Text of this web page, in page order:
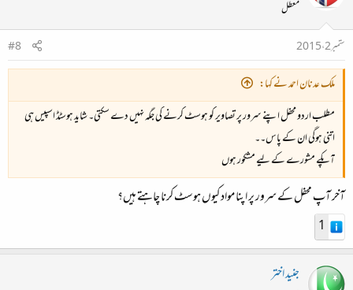
معطل
ستمبر 2، 2015
#8
ملک عدنان احمد نے کہا:
مطلب اردو محفل اپنے سرور پر تصاویر کو ہوسٹ کرنے کی جگہ نہیں دے سکتی۔ شاید ہوسٹڈ اسپیس ہی
اتنی ہوگی ان کے پاس۔۔
آپکے مشورے کے لیے مشکور ہوں
آخر آپ محفل کے سرور پر اپنا مواد کیوں ہوسٹ کرنا چاہتے ہیں؟
1
جنید اختر